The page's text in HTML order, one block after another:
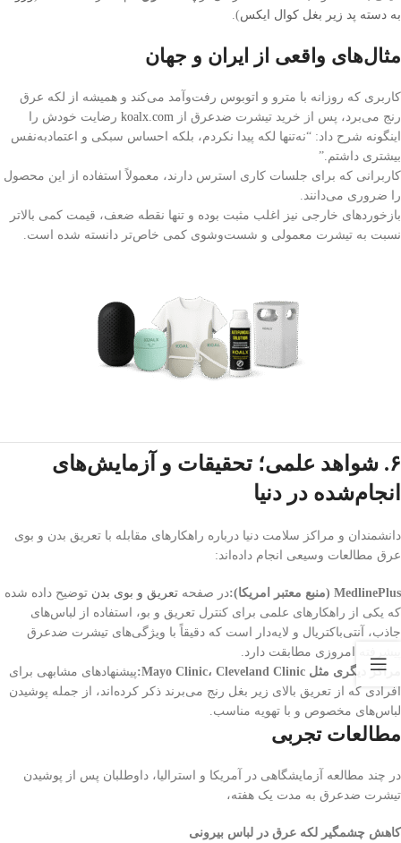
به دسته پد زیر بغل کوال ایکس).
مثال‌های واقعی از ایران و جهان
کاربری که روزانه با مترو و اتوبوس رفت‌وآمد می‌کند و همیشه از لکه عرق
رنج می‌برد، پس از خرید تیشرت ضدعرق از koalx.com رضایت خودش را
اینگونه شرح داد: “نه‌تنها لکه پیدا نکردم، بلکه احساس سبکی و اعتمادبه‌نفس
بیشتری داشتم.”
کاربرانی که برای جلسات کاری استرس دارند، معمولاً استفاده از این محصول
را ضروری می‌دانند.
بازخوردهای خارجی نیز اغلب مثبت بوده و تنها نقطه ضعف، قیمت کمی بالاتر
نسبت به تیشرت معمولی و شست‌وشوی کمی خاص‌تر دانسته شده است.
۶. شواهد علمی؛ تحقیقات و آزمایش‌های
انجام‌شده در دنیا
دانشمندان و مراکز سلامت دنیا درباره راهکارهای مقابله با تعریق بدن و بوی
عرق مطالعات وسیعی انجام داده‌اند:
MedlinePlus (منبع معتبر امریکا): در صفحه تعریق و بوی بدن توضیح داده شده
که یکی از راهکارهای علمی برای کنترل تعریق و بو، استفاده از لباس‌های
جاذب، آنتی‌باکتریال و لایه‌دار است که دقیقاً با ویژگی‌های تیشرت ضدعرق
پیشرفته امروزی مطابقت دارد.
مراکز دیگری مثل Mayo Clinic، Cleveland Clinic:
پیشنهادهای مشابهی برای
افرادی که از تعریق بالای زیر بغل رنج می‌برند ذکر کرده‌اند، از جمله پوشیدن
لباس‌های مخصوص و با تهویه مناسب.
مطالعات تجربی
در چند مطالعه آزمایشگاهی در آمریکا و استرالیا، داوطلبان پس از پوشیدن
تیشرت ضدعرق به مدت یک هفته،
کاهش چشمگیر لکه‌ عرق در لباس بیرونی